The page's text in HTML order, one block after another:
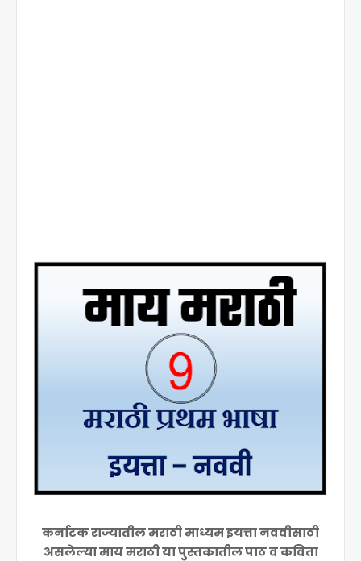
कर्नाटक राज्यातील मराठी माध्यम इयत्ता नववीसाठी
असलेल्या माय मराठी या पुस्तकातील पाठ व कविता